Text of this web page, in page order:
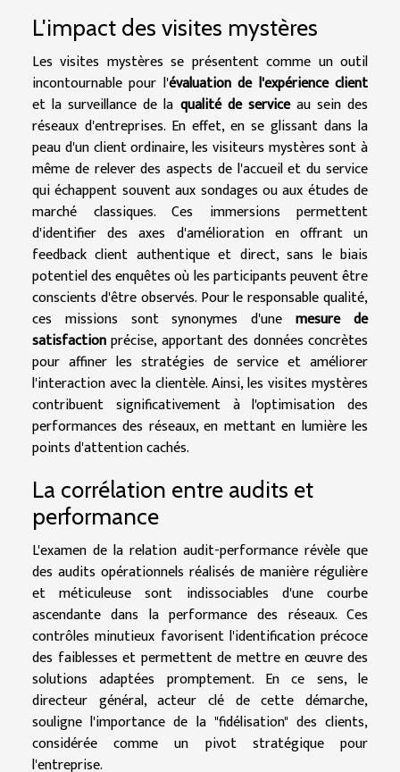
L'impact des visites mystères
Les visites mystères se présentent comme un outil
incontournable pour l'évaluation de l'expérience client
et la surveillance de la qualité de serviceau sein des
réseaux d'entreprises. En effet, en se glissant dans la
peau d'un client ordinaire, les visiteurs mystères sont à
même de relever des aspects de l'accueil et du service
qui échappent souvent aux sondages ou aux études de
marché classiques. Ces immersions permettent
d'identifier des axes d'amélioration en offrant un
feedback client authentique et direct, sans le biais
potentiel des enquêtes où les participants peuvent être
conscients d'être observés. Pour le responsable qualité,
ces missions sont synonymes d'unemesure de
satisfactionprécise, apportant des données concrètes
pour affiner les stratégies de service et améliorer
l'interaction avec la clientèle. Ainsi, les visites mystères
contribuent significativement à l'optimisation des
performances des réseaux, en mettant en lumière les
points d'attention cachés.
La corrélation entre audits et
performance
L'examen de la relation audit-performance révèle que
des audits opérationnels réalisés de manière régulière
et méticuleuse sont indissociables d'une courbe
ascendante dans la performance des réseaux. Ces
contrôles minutieux favorisent l'identification précoce
des faiblesses et permettent de mettre en œuvre des
solutions adaptées promptement. En ce sens, le
directeur général, acteur clé de cette démarche,
souligne l'importance de la "fidélisation" des clients,
considérée comme un pivot stratégique pour
l'entreprise.